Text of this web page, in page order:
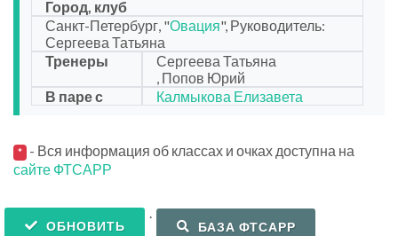
Город, клуб
Санкт-Петербург, "Овация", Руководитель:
Сергеева Татьяна
Тренеры
Сергеева Татьяна
, Попов Юрий
В паре с
Калмыкова Елизавета
* - Вся информация об классах и очках доступна на
сайте ФТСАРР
ОБНОВИТЬ
.
БАЗА ФТСАРР